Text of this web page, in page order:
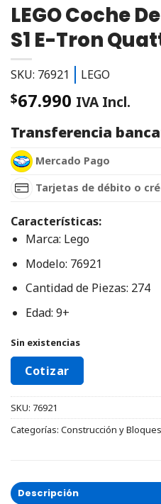
LEGO Coche
S1 E-Tron
SKU: 76921 LEGO
$67.990 IVA Incl.
Transferencia
Mercado Pago
Tarjetas de débito o
Características:
Marca: Lego
Modelo: 76921
Cantidad de Piezas: 274
Edad: 9+
Sin existencias
Cotizar
SKU: 76921
Categorías: Construcción y Bloques
Descripción